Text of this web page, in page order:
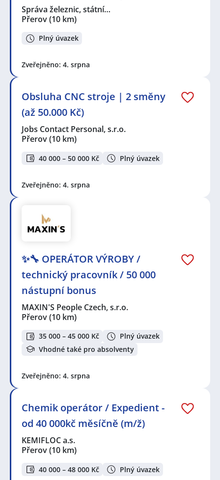
Správa železnic, státní…
Přerov(10 km)
Plný úvazek
Zveřejněno: 4. srpna
Obsluha CNC stroje | 2 směny
(až 50.000 Kč)
Jobs Contact Personal, s.r.o.
Přerov(10 km)
40 000 – 50 000 Kč Plný úvazek
Zveřejněno: 4. srpna
✨🔧 OPERÁTOR VÝROBY /
technický pracovník / 50 000
nástupní bonus
MAXIN'S People Czech, s.r.o.
Přerov(10 km)
35 000 – 45 000 Kč
Plný úvazek
Vhodné také pro absolventy
Zveřejněno: 4. srpna
Chemik operátor / Expedient -
od 40 000kč měsíčně (m/ž)
KEMIFLOC a.s.
Přerov(10 km)
40 000 – 48 000 Kč Plný úvazek